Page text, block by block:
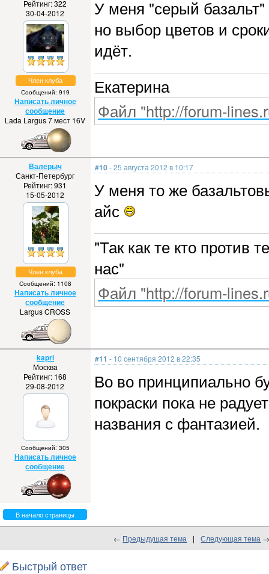
Рейтинг: 322
30-04-2012
Член клуба
Сообщений: 919
Написать личное
сообщение
Lada Largus 7 мест 16V
У меня "серый базальт"
но выбор цветов и
идёт.
Екатерина
Файл "http://forum-
Валерыч
Санкт-Петербург
Рейтинг: 931
15-05-2012
Член клуба
Сообщений: 1108
Написать личное
сообщение
Largus CROSS
#10- 25 августа 2012 в 10:17
У меня то же
айс
"Так как те кто против
нас"
Файл "http://forum-
kapri
Москва
Рейтинг: 168
29-08-2012
Сообщений: 305
Написать личное
сообщение
#11 - 10 сентября 2012 в 22:35
Во во принципиально
покраски пока не
названия с фантазией.
В начало страницы
← Предыдущая тема | Следующая тема
Быстрый ответ